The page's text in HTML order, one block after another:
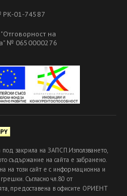
01-74587
на
№ 0650000276
под закрила на ЗАПСП.Използването,
съдържание на сайта е забранено.
на този сайт е с информационна и
Съгласно чл.80 от
предоставена в офисите ОРИЕНТ